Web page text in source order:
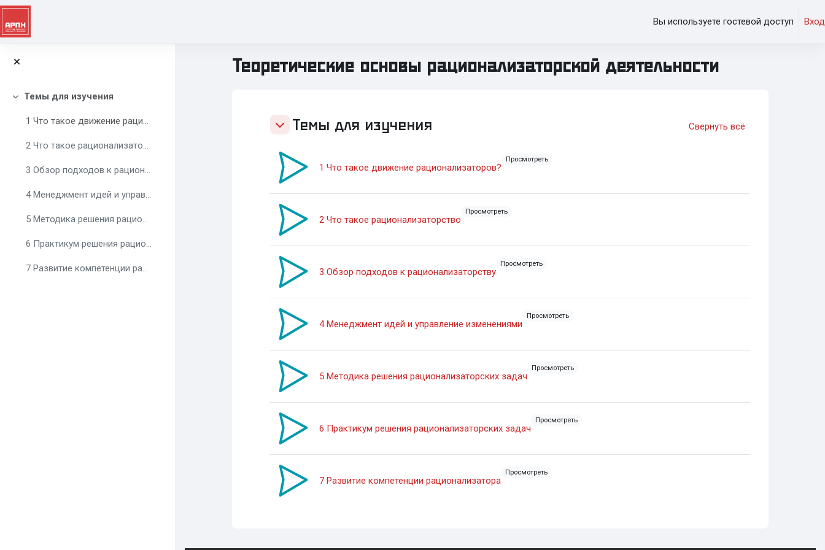
Перейти к основному содержанию
Вы используете гостевой доступ
Вход
Свернуть
Темы для изучения
1 Что такое движение рационализаторов?
2 Что такое рационализаторство
3 Обзор подходов к рационализаторству
4 Менеджмент идей и управление изменениями
5 Методика решения рационализаторских задач
6 Практикум решения рационализаторских задач
7 Развитие компетенции рационализатора
Теоретические основы рационализаторской деятельности
Topic outline
Темы для изучения Свернуть всё
1 Что такое движение рационализаторов?
Просмотреть
2 Что такое рационализаторство
Просмотреть
3 Обзор подходов к рационализаторствуVideo Time
Просмотреть
4 Менеджмент идей и управление изменениями
Просмотреть
5 Методика решения рационализаторских задач
Просмотреть
6 Практикум решения рационализаторских задач
Просмотреть
7 Развитие компетенции рационализатора
Просмотреть